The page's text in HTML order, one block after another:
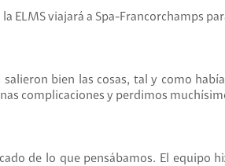
la ELMS viajará a Spa-Francorchamps
salieron bien las cosas, tal y como
complicaciones y perdimos
de lo que pensábamos. El equipo